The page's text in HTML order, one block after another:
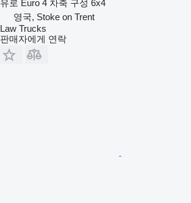
유로 Euro 4 차축 구성 6x4
영국, Stoke on Trent
Law Trucks
판매자에게 연락